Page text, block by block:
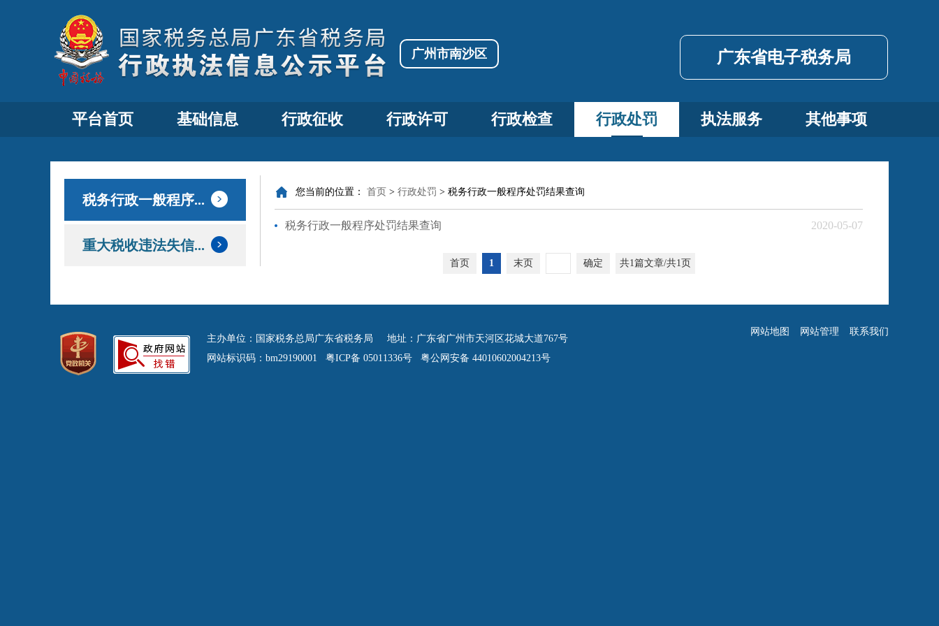
广州市南沙区 广东省电子税务局
平台首页 基础信息 行政征收 行政许可 行政检查 行政处罚 执法服务 其他事项
税务行政一般程序...
重大税收违法失信...
您当前的位置： 首页 > 行政处罚 > 税务行政一般程序处罚结果查询
2020-05-07
税务行政一般程序处罚结果查询
首页 1 末页 确定 共1篇文章/共1页
主办单位：国家税务总局广东省税务局 地址：广东省广州市天河区花城大道767号
网站标识码：bm29190001 粤ICP备 05011336号 粤公网安备 44010602004213号
网站地图 网站管理 联系我们